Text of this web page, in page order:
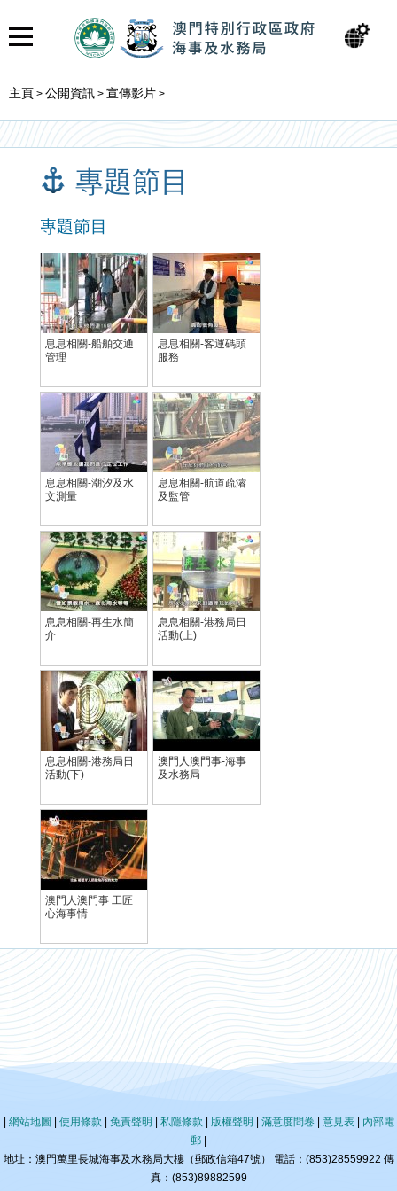
主頁 > 公開資訊 > 宣傳影片 >
專題節目
專題節目
息息相關-船舶交通
管理
息息相關-客運碼頭
服務
息息相關-潮汐及水
文測量
息息相關-航道疏濬
及監管
息息相關-再生水簡
介
息息相關-港務局日
活動(上)
息息相關-港務局日
活動(下)
澳門人澳門事-海事
及水務局
澳門人澳門事 工匠
心海事情
網站地圖 使用條款 免責聲明 私隱條款 版權聲明 滿意度問卷| 意見表|
內部電
郵
地址：澳門萬里長城海事及水務局大樓（郵政信箱47號） 電話：(853)28559922 傳
真：(853)89882599